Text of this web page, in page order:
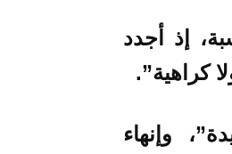
إذ أجدد
كراهية”.
وإنهاء